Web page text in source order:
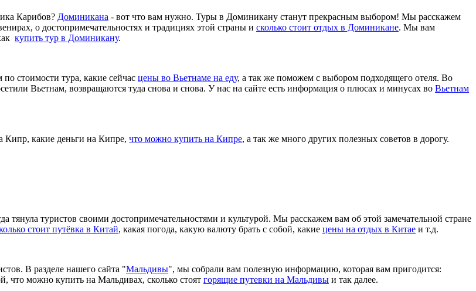
Карибов? Доминикана - вот что вам нужно. Туры в Доминикану станут прекрасным выбором! Мы расскажем
о достопримечательностях и традициях этой страны и сколько стоит отдых в Доминикане. Мы вам
купить тур в Доминикану.
стоимости тура, какие сейчас цены во Вьетнаме на еду, а так же поможем с выбором подходящего отеля. Во
Вьетнам, возвращаются туда снова и снова. У нас на сайте есть информация о плюсах и минусах во Вьетнам
Кипр, какие деньги на Кипре, что можно купить на Кипре, а так же много других полезных советов в дорогу.
тянула туристов своими достопримечательностями и культурой. Мы расскажем вам об этой замечательной стране
стоит путёвка в Китай, какая погода, какую валюту брать с собой, какие цены на отдых в Китае и т.д.
В разделе нашего сайта "Мальдивы", мы собрали вам полезную информацию, которая вам пригодится:
что можно купить на Мальдивах, сколько стоят горящие путевки на Мальдивы и так далее.